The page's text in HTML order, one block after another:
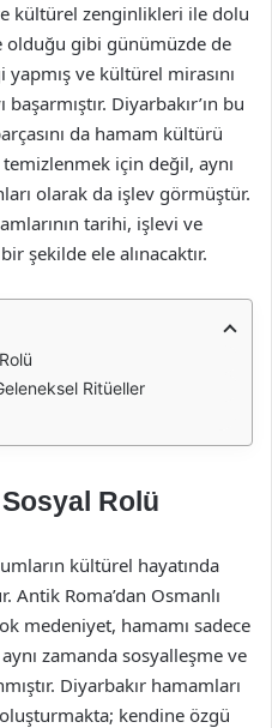
kültürel zenginlikleri ile dolu
olduğu gibi günümüzde de
ve kültürel mirasını
Diyarbakır’ın bu
da hamam kültürü
için değil, aynı
olarak da işlev görmüştür.
tarihi, işlevi ve
şekilde ele alınacaktır.
Ritüeller
Rolü
kültürel hayatında
Roma’dan Osmanlı
medeniyet, hamamı sadece
zamanda sosyalleşme ve
Diyarbakır hamamları
kendine özgü